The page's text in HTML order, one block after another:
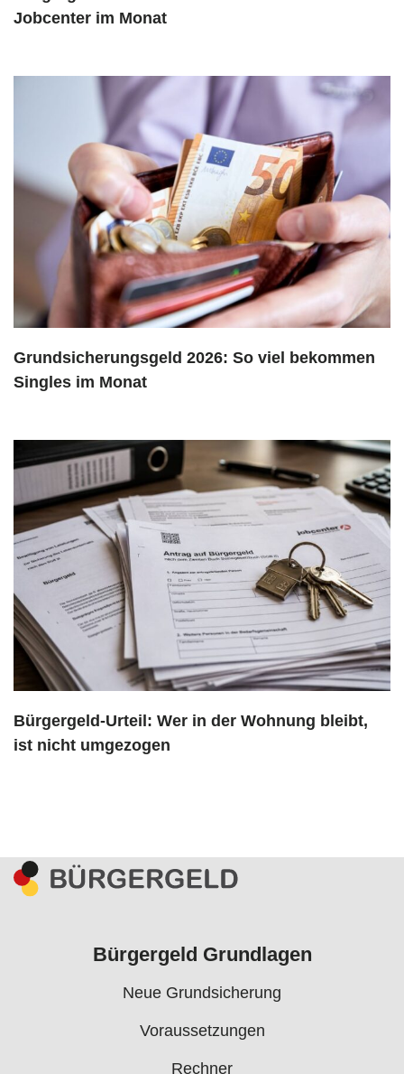
Jobcenter im Monat
Grundsicherungsgeld 2026: So viel bekommen
Singles im Monat
Bürgergeld-Urteil: Wer in der Wohnung bleibt,
ist nicht umgezogen
Bürgergeld Grundlagen
Neue Grundsicherung
Voraussetzungen
Rechner